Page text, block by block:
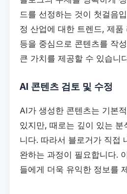
드를 선정하는 것이 첫걸음
정 산업에 대한 트렌드, 제품
등을 중심으로 콘텐츠를 작
큰 가치를 제공할 수 있습니
AI 콘텐츠 검토 및 수정
AI가 생성한 콘텐츠는 기본
있지만, 때로는 깊이 있는 분
니다. 따라서 블로거가 직접
완하는 과정이 필요합니다.
들에게 더욱 유익한 정보를